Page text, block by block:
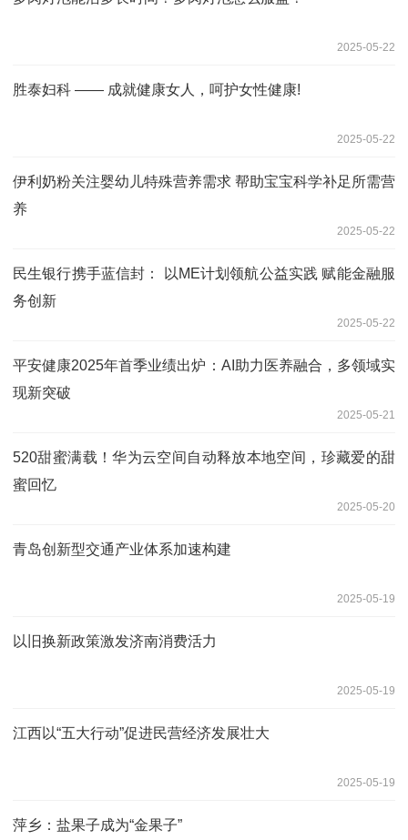
2025-05-22
胜泰妇科 —— 成就健康女人，呵护女性健康!‌
2025-05-22
伊利奶粉关注婴幼儿特殊营养需求 帮助宝宝科学补足所需营
养
2025-05-22
民生银行携手蓝信封： 以ME计划领航公益实践 赋能金融服
务创新
2025-05-22
平安健康2025年首季业绩出炉：AI助力医养融合，多领域实
现新突破
2025-05-21
520甜蜜满载！华为云空间自动释放本地空间，珍藏爱的甜
蜜回忆
2025-05-20
青岛创新型交通产业体系加速构建
2025-05-19
以旧换新政策激发济南消费活力
2025-05-19
江西以“五大行动”促进民营经济发展壮大
2025-05-19
萍乡：盐果子成为“金果子”